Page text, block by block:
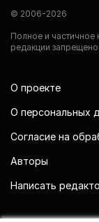
© 2006-2026
Полное и частичное
редакции запрещено.
О проекте
О персональных
Согласие на
Авторы
Написать